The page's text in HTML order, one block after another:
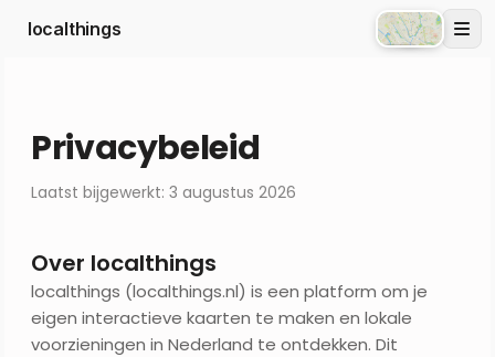
localthings
Atlas
Privacybeleid
Laatst bijgewerkt: 3 augustus 2026
Over localthings
localthings (localthings.nl) is een platform om je
eigen interactieve kaarten te maken en lokale
voorzieningen in Nederland te ontdekken. Dit